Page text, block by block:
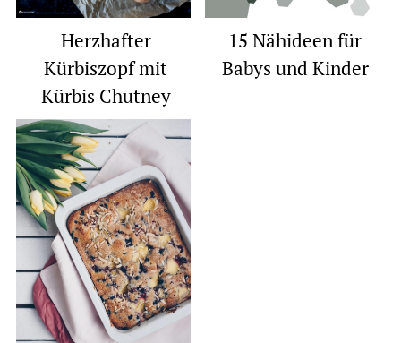
Herzhafter
Kürbiszopf mit
Kürbis Chutney
15 Nähideen für
Babys und Kinder